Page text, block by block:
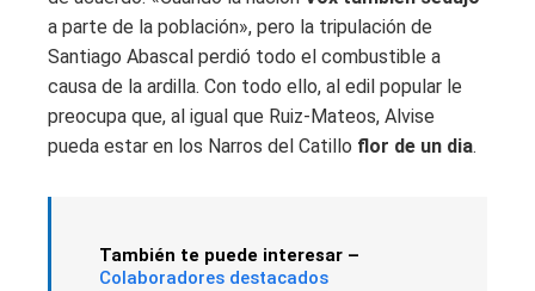
a parte de la población», pero la tripulación de
Santiago Abascal perdió todo el combustible a
causa de la ardilla. Con todo ello, al edil popular le
preocupa que, al igual que Ruiz-Mateos, Alvise
pueda estar en los Narros del Catillo flor de un dia.
También te puede interesar –
Colaboradores destacados